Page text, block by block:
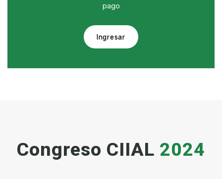
pago
Ingresar
Congreso CIIAL 2024